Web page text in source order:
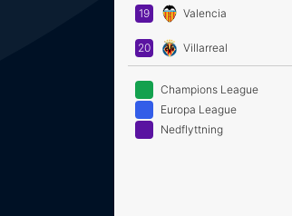
19 Valencia
20 Villarreal
Champions League
Europa League
Nedflyttning